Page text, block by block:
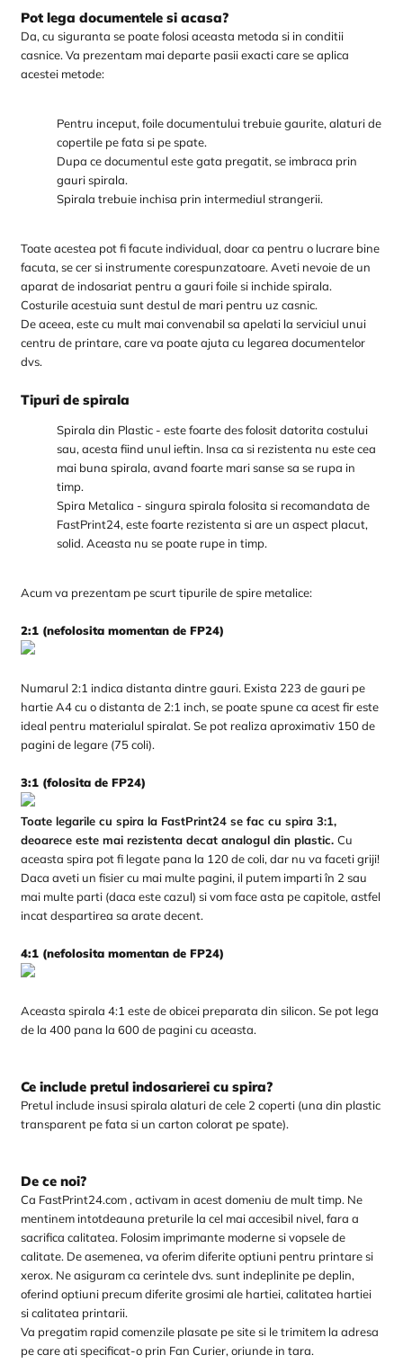
Pot lega documentele si acasa?
Da, cu siguranta se poate folosi aceasta metoda si in conditii
casnice. Va prezentam mai departe pasii exacti care se aplica
acestei metode:
Pentru inceput, foile documentului trebuie gaurite, alaturi de
copertile pe fata si pe spate.
Dupa ce documentul este gata pregatit, se imbraca prin
gauri spirala.
Spirala trebuie inchisa prin intermediul strangerii.
Toate acestea pot fi facute individual, doar ca pentru o lucrare bine
facuta, se cer si instrumente corespunzatoare. Aveti nevoie de un
aparat de indosariat pentru a gauri foile si inchide spirala.
Costurile acestuia sunt destul de mari pentru uz casnic.
De aceea, este cu mult mai convenabil sa apelati la serviciul unui
centru de printare, care va poate ajuta cu legarea documentelor
dvs.
Tipuri de spirala
Spirala din Plastic - este foarte des folosit datorita costului
sau, acesta fiind unul ieftin. Insa ca si rezistenta nu este cea
mai buna spirala, avand foarte mari sanse sa se rupa in
timp.
Spira Metalica - singura spirala folosita si recomandata de
FastPrint24, este foarte rezistenta si are un aspect placut,
solid. Aceasta nu se poate rupe in timp.
Acum va prezentam pe scurt tipurile de spire metalice:
2:1 (nefolosita momentan de FP24)
Numarul 2:1 indica distanta dintre gauri. Exista 223 de gauri pe
hartie A4 cu o distanta de 2:1 inch, se poate spune ca acest fir este
ideal pentru materialul spiralat. Se pot realiza aproximativ 150 de
pagini de legare (75 coli).
3:1 (folosita de FP24)
Toate legarile cu spira la FastPrint24 se fac cu spira 3:1,
deoarece este mai rezistenta decat analogul din plastic.Cu
aceasta spira pot fi legate pana la 120 de coli, dar nu va faceti griji!
Daca aveti un fisier cu mai multe pagini, il putem imparti în 2 sau
mai multe parti (daca este cazul) si vom face asta pe capitole, astfel
incat despartirea sa arate decent.
4:1 (nefolosita momentan de FP24)
Aceasta spirala 4:1 este de obicei preparata din silicon. Se pot lega
de la 400 pana la 600 de pagini cu aceasta.
Ce include pretul indosarierei cu spira?
Pretul include insusi spirala alaturi de cele 2 coperti (una din plastic
transparent pe fata si un carton colorat pe spate).
De ce noi?
Ca FastPrint24.com , activam in acest domeniu de mult timp. Ne
mentinem intotdeauna preturile la cel mai accesibil nivel, fara a
sacrifica calitatea. Folosim imprimante moderne si vopsele de
calitate. De asemenea, va oferim diferite optiuni pentru printare si
xerox. Ne asiguram ca cerintele dvs. sunt indeplinite pe deplin,
oferind optiuni precum diferite grosimi ale hartiei, calitatea hartiei
si calitatea printarii.
Va pregatim rapid comenzile plasate pe site si le trimitem la adresa
pe care ati specificat-o prin Fan Curier, oriunde in tara.